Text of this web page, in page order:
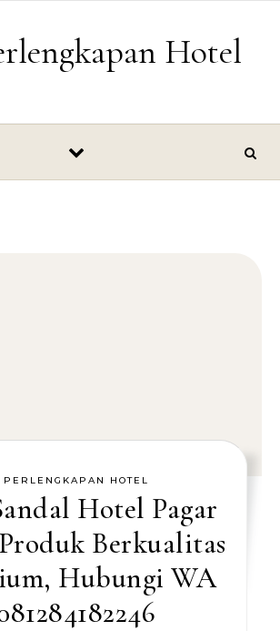
Hotel
PERLENGKAPAN HOTEL
Hotel Pagar
Berkualitas
Hubungi WA